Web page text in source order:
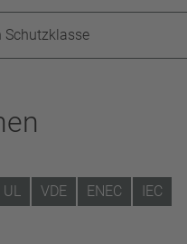
Schutzklasse
UL VDE ENEC IEC